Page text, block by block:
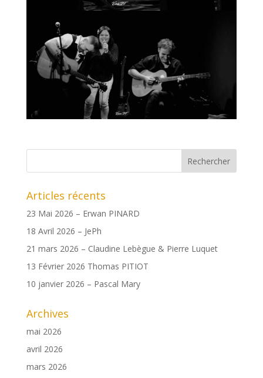
Articles récents
23 Mai 2026 – Erwan PINARD
18 Avril 2026 – JePh
21 mars 2026 – Claudine Lebègue & Pierre Luquet
13 Février 2026 Thomas PITIOT
10 janvier 2026 – Pascal Mary
Archives
mai 2026
avril 2026
mars 2026